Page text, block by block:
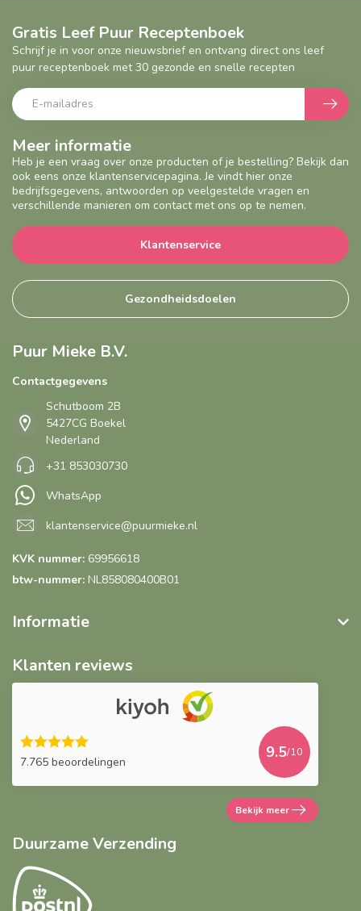
Meer informatie
Heb je een vraag over onze producten of je bestelling? Bekijk dan
ook eens onze klantenservicepagina. Je vindt hier onze
bedrijfsgegevens, antwoorden op veelgestelde vragen en
verschillende manieren om contact met ons op te nemen.
Klantenservice
Gezondheidsdoelen
Gratis Leef Puur Receptenboek
Schrijf je in voor onze nieuwsbrief en ontvang direct ons leef
puur receptenboek met 30 gezonde en snelle recepten
Puur Mieke B.V.
Contactgegevens
Schutboom 2B
5427CG Boekel
Nederland
+31 853030730
WhatsApp
klantenservice@puurmieke.nl
KVK nummer: 69956618
btw-nummer: NL858080400B01
Informatie
Klanten reviews
7.765 beoordelingen
9.5/10
Bekijk meer
Duurzame Verzending